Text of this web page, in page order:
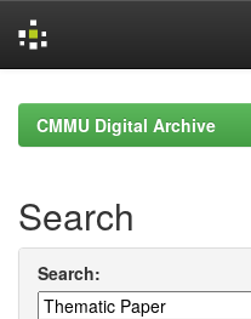
navigationCMMU Digital Archive
Search
Search: